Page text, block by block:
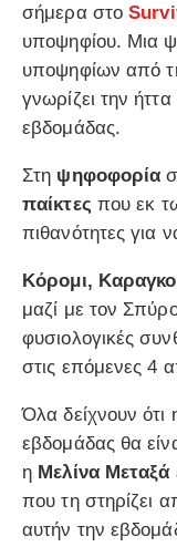
σήμερα στο
υποψηφίου. Μια
υποψηφίων από
γνωρίζει την
εβδομάδας.
Στη ψηφοφορία
παίκτες που εκ
πιθανότητες για
Κόρομι,
μαζί με τον
φυσιολογικές
στις επόμενες 4
Όλα δείχνουν
εβδομάδας θα
η Μελίνα Μεταξά
που τη στηρίζει
αυτήν την